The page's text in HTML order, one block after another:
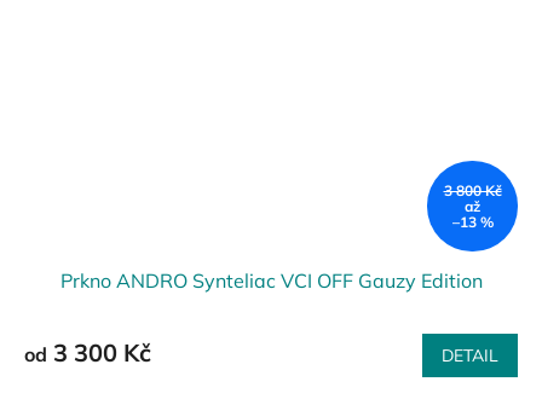
3 800 Kč
až
–13 %
Prkno ANDRO Synteliac VCI OFF Gauzy Edition
od 3 300 Kč DETAIL